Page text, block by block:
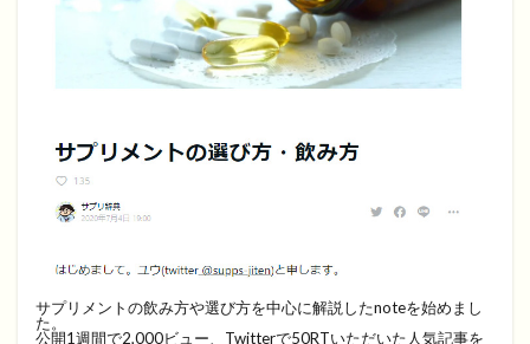
サプリメントの飲み方や選び方を中心に解説したnoteを始めまし
た。
公開1週間で2,000ビュー、Twitterで50RTいただいた人気記事を